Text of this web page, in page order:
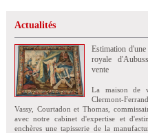
Actualités
Estimation d'une
royale
vente
La maison de
Clermont-
Vassy, Courtadon et Thomas,
avec notre cabinet d'expertise et
enchères une tapisserie de la